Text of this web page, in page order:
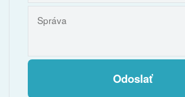
Odoslať